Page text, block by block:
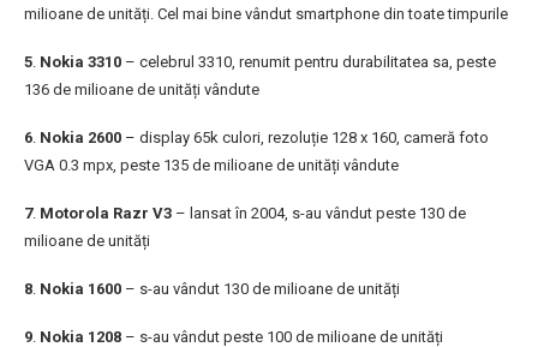
milioane de unități. Cel mai bine vândut smartphone din toate timpurile
5. Nokia 3310 – celebrul 3310, renumit pentru durabilitatea sa, peste
136 de milioane de unități vândute
6. Nokia 2600 – display 65k culori, rezoluție 128 x 160, cameră foto
VGA 0.3 mpx, peste 135 de milioane de unități vândute
7. Motorola Razr V3 – lansat în 2004, s-au vândut peste 130 de
milioane de unități
8. Nokia 1600 – s-au vândut 130 de milioane de unități
9. Nokia 1208 – s-au vândut peste 100 de milioane de unități